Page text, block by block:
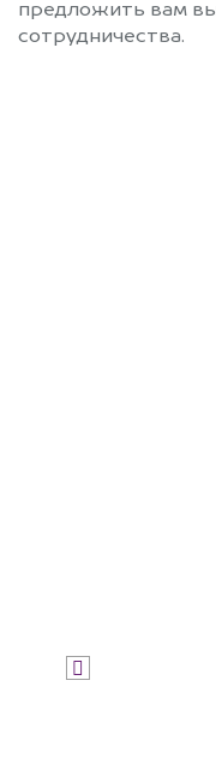
предложить вам
сотрудничества.